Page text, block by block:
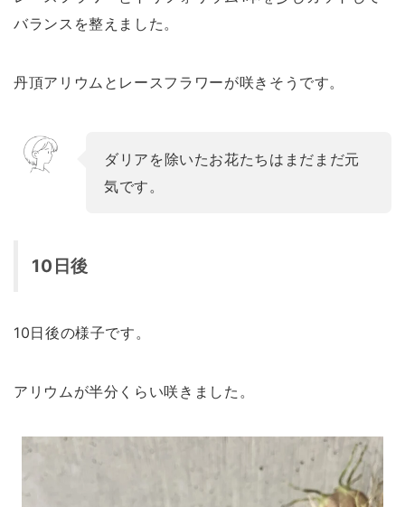
バランスを整えました。
丹頂アリウムとレースフラワーが咲きそうです。
ダリアを除いたお花たちはまだまだ元
気です。
10日後
10日後の様子です。
アリウムが半分くらい咲きました。